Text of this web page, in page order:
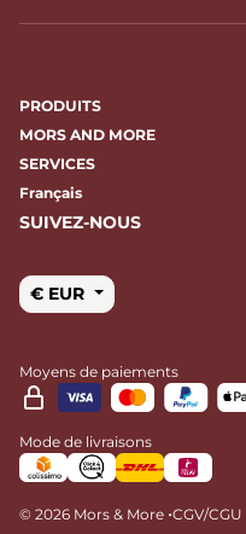
PRODUITS
MORS AND MORE
SERVICES
Français
SUIVEZ-NOUS
€ EUR
Moyens de paiements
Mode de livraisons
© 2026 Mors & More •CGV/CGU